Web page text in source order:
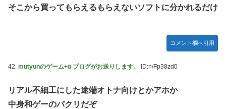
そこから買ってもらえるもらえないソフトに分かれるだけ
コメント欄へ引用
42: mutyunのゲーム+α ブログがお送りします。 ID:n/Fp38zd0
リアル不細工にした途端オトナ向けとかアホか
中身和ゲーのパクリだぞ